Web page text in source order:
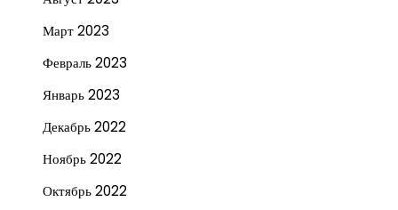
Март 2023
Февраль 2023
Январь 2023
Декабрь 2022
Ноябрь 2022
Октябрь 2022